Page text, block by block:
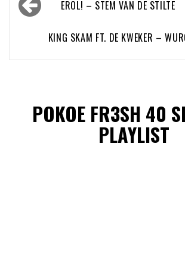
navigatieEROL! – STEM VAN DE STILTE
KING SKAM FT. DE KWEKER –
POKOE FR3SH 40
PLAYLIST